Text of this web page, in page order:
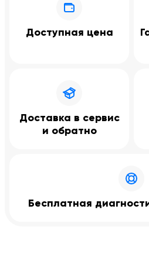
Доступная цена
Доставка в сервис
и обратно
Бесплатная